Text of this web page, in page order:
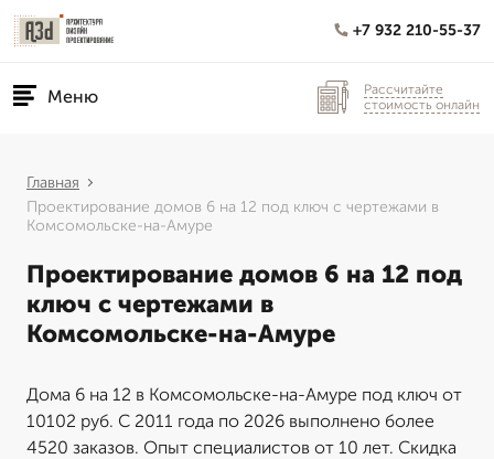
+7 932 210-55-37
Меню
Рассчитайте
стоимость онлайн
Главная
Проектирование домов 6 на 12 под ключ с чертежами в
Комсомольске-на-Амуре
Проектирование домов 6 на 12 под
ключ с чертежами в
Комсомольске-на-Амуре
Дома 6 на 12 в Комсомольске-на-Амуре под ключ от
10102 руб. С 2011 года по 2026 выполнено более
4520 заказов. Опыт специалистов от 10 лет. Скидка